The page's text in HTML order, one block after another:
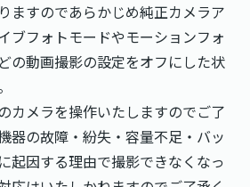
ますのであらかじめ純正カメラア
ブフォトモードやモーションフォ
の動画撮影の設定をオフにした状
カメラを操作いたしますのでご了
器の故障・紛失・容量不足・バッ
起因する理由で撮影できなくなっ